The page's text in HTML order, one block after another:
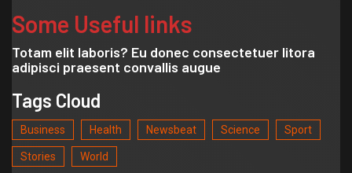
Some Useful links
Totam elit laboris? Eu donec consectetuer litora
adipisci praesent convallis augue
Tags Cloud
Business Health Newsbeat Science Sport
Stories World